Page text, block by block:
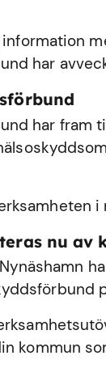
har
har fram
nu av
kommun